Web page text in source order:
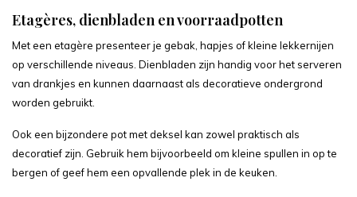
Etagères, dienbladen en voorraadpotten
Met een etagère presenteer je gebak, hapjes of kleine lekkernijen
op verschillende niveaus. Dienbladen zijn handig voor het serveren
van drankjes en kunnen daarnaast als decoratieve ondergrond
worden gebruikt.
Ook een bijzondere pot met deksel kan zowel praktisch als
decoratief zijn. Gebruik hem bijvoorbeeld om kleine spullen in op te
bergen of geef hem een opvallende plek in de keuken.